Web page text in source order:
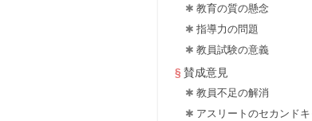
教育の質の懸念
指導力の問題
教員試験の意義
賛成意見
教員不足の解消
アスリートのセカンド